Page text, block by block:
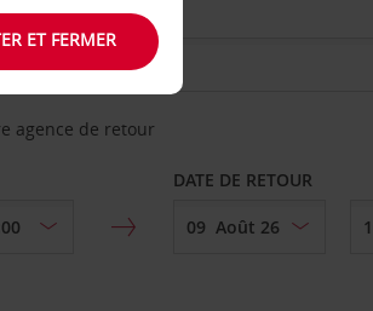
agence de retour
DATE DE RETOUR
ET FERMER